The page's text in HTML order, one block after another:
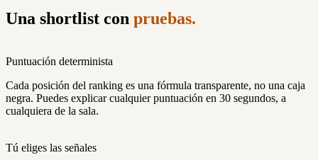
Una shortlist con pruebas.
Puntuación determinista
Cada posición del ranking es una fórmula transparente, no una caja
negra. Puedes explicar cualquier puntuación en 30 segundos, a
cualquiera de la sala.
Tú eliges las señales